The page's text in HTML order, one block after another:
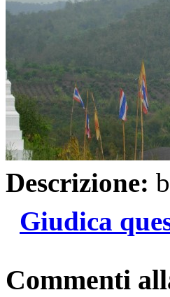
Descrizione:
Giudica
Commenti